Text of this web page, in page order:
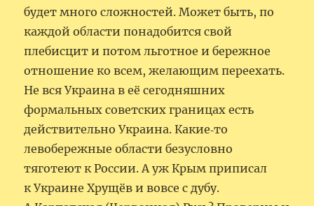
будет много сложностей. Может быть, по
каждой области понадобится свой
плебисцит и потом льготное и бережное
отношение ко всем, желающим переехать.
Не вся Украина в её сегодняшних
формальных советских границах есть
действительно Украина. Какие‑то
левобережные области безусловно
тяготеют к России. А уж Крым приписал
к Украине Хрущёв и вовсе с дубу.